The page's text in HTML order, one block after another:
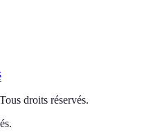
Tous droits réservés.